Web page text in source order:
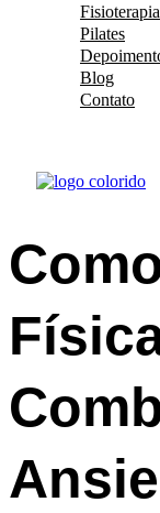
Fisioterapia
Pilates
Blog
Contato